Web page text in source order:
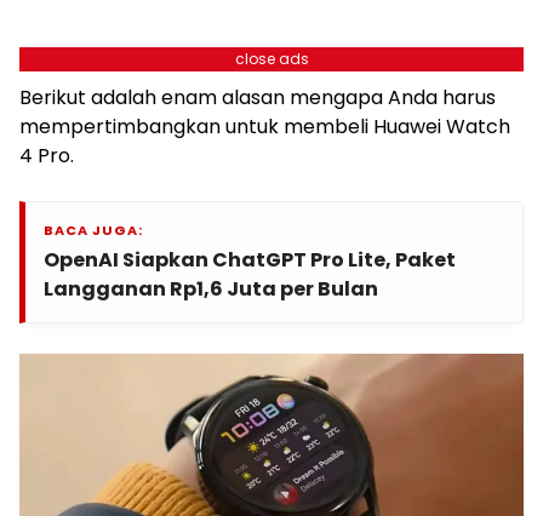
close ads
Berikut adalah enam alasan mengapa Anda harus
mempertimbangkan untuk membeli Huawei Watch
4 Pro.
BACA JUGA:
OpenAI Siapkan ChatGPT Pro Lite, Paket
Langganan Rp1,6 Juta per Bulan